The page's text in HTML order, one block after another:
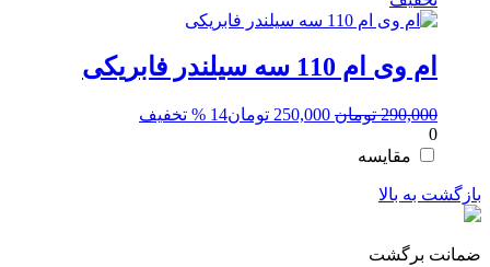
ام وی ام 110 سه سیلندر فابریکی
290,000 تومان قیمت
250,000 تومان14 % تخفیف
0
مقایسه
بازگشت به بالا
ضمانت برگشت